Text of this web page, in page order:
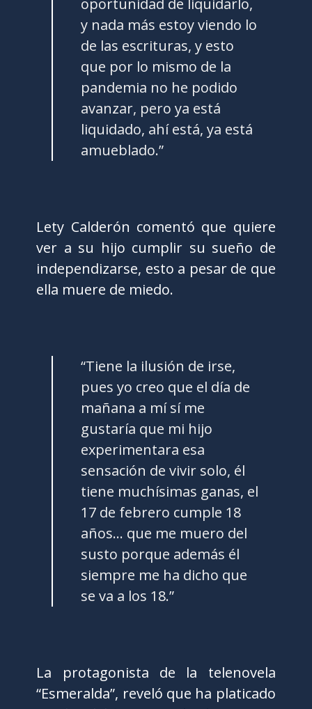
oportunidad de liquidarlo,
y nada más estoy viendo lo
de las escrituras, y esto
que por lo mismo de la
pandemia no he podido
avanzar, pero ya está
liquidado, ahí está, ya está
amueblado.”
Lety Calderón comentó que quiere
ver a su hijo cumplir su sueño de
independizarse, esto a pesar de que
ella muere de miedo.
“Tiene la ilusión de irse,
pues yo creo que el día de
mañana a mí sí me
gustaría que mi hijo
experimentara esa
sensación de vivir solo, él
tiene muchísimas ganas, el
17 de febrero cumple 18
años… que me muero del
susto porque además él
siempre me ha dicho que
se va a los 18.”
La protagonista de la telenovela
“Esmeralda”, reveló que ha platicado